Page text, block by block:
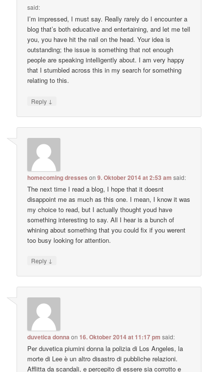
said:
I’m impressed, I must say. Really rarely do I encounter a
blog that’s both educative and entertaining, and let me tell
you, you have hit the nail on the head. Your idea is
outstanding; the issue is something that not enough
people are speaking intelligently about. I am very happy
that I stumbled across this in my search for something
relating to this.
Reply ↓
homecoming dresses on9. Oktober 2014 at 2:53 am said:
The next time I read a blog, I hope that it doesnt
disappoint me as much as this one. I mean, I know it was
my choice to read, but I actually thought youd have
something interesting to say. All I hear is a bunch of
whining about something that you could fix if you werent
too busy looking for attention.
Reply ↓
duvetica donna on16. Oktober 2014 at 11:17 pm said:
Per duvetica piumini donna la polizia di Los Angeles, la
morte di Lee è un altro disastro di pubbliche relazioni.
Afflitta da scandali, e percepito di essere sia corrotto e